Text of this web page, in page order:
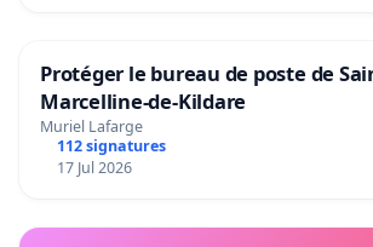
Protéger le bureau de poste de
Marcelline-de-Kildare
Muriel Lafarge
112 signatures
17 Jul 2026